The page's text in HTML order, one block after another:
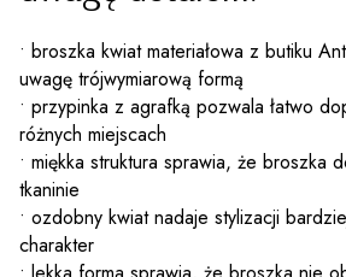
• broszka kwiat materiałowa z butiku
uwagę trójwymiarową formą
• przypinka z agrafką pozwala łatwo
różnych miejscach
• miękka struktura sprawia, że broszka
tkaninie
• ozdobny kwiat nadaje stylizacji
charakter